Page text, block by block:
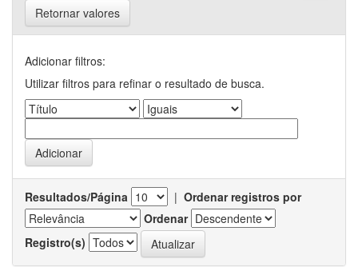
Retornar valores
Adicionar filtros:
Utilizar filtros para refinar o resultado de busca.
Resultados/Página | Ordenar registros por
Ordenar
Registro(s)